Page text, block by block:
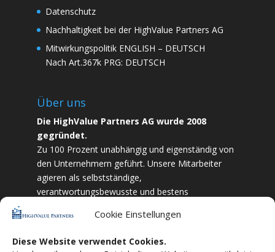
Cookie Einstellungen
Diese Website verwendet Cookies.
Datenschutz
Nachhaltigkeit bei der HighValue Partners AG
Mitwirkungspolitik ENGLISH – DEUTSCH
Nach Art.367k PRG: DEUTSCH
Über uns
Die HighValue Partners AG wurde 2008
gegründet.
Zu 100 Prozent unabhängig und eigenständig von
den Unternehmern geführt. Unsere Mitarbeiter
agieren als selbstständige,
verantwortungsbewusste und bestens
und Zielstrebigkeit sind wir bestrebt das